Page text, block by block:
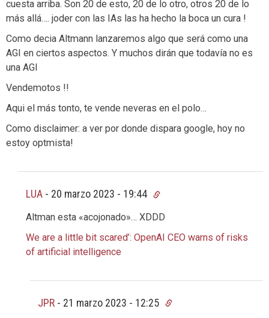
cuesta arriba. Son 20 de esto, 20 de lo otro, otros 20 de lo
más allá…. joder con las IAs las ha hecho la boca un cura !
Como decia Altmann lanzaremos algo que será como una
AGI en ciertos aspectos. Y muchos dirán que todavía no es
una AGI
Vendemotos !!
Aqui el más tonto, te vende neveras en el polo…
Como disclaimer: a ver por donde dispara google, hoy no
estoy optmista!
LUA - 20 marzo 2023 - 19:44
Altman esta «acojonado»… XDDD
We are a little bit scared’: OpenAI CEO warns of risks
of artificial intelligence
JPR - 21 marzo 2023 - 12:25